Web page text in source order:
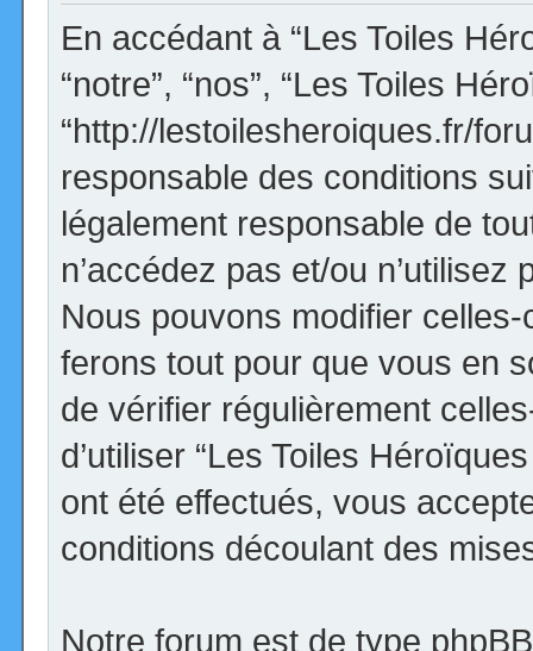
En accédant à “Les Toiles
“notre”, “nos”, “Les Toiles
“http://lestoilesheroiques.fr/
responsable des conditions
légalement responsable de
n’accédez pas et/ou n’utilisez
Nous pouvons modifier
ferons tout pour que vous en
de vérifier régulièrement
d’utiliser “Les Toiles
ont été effectués, vous
conditions découlant des
Notre forum est de type phpBB